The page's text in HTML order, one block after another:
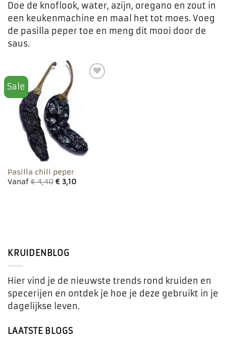
Doe de knoflook, water, azijn, oregano en zout in
een keukenmachine en maal het tot moes. Voeg
de pasilla peper toe en meng dit mooi door de
saus.
Sale
Toevoegen
Pasilla chili peper
Vanaf€4,40 €3,10
KRUIDENBLOG
Hier vind je de nieuwste trends rond kruiden en
specerijen en ontdek je hoe je deze gebruikt in je
dagelijkse leven.
LAATSTE BLOGS